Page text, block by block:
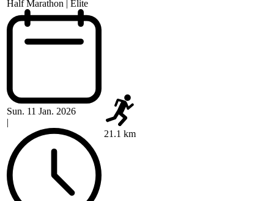
Half Marathon | Elite
Sun. 11 Jan. 2026
|
21.1 km